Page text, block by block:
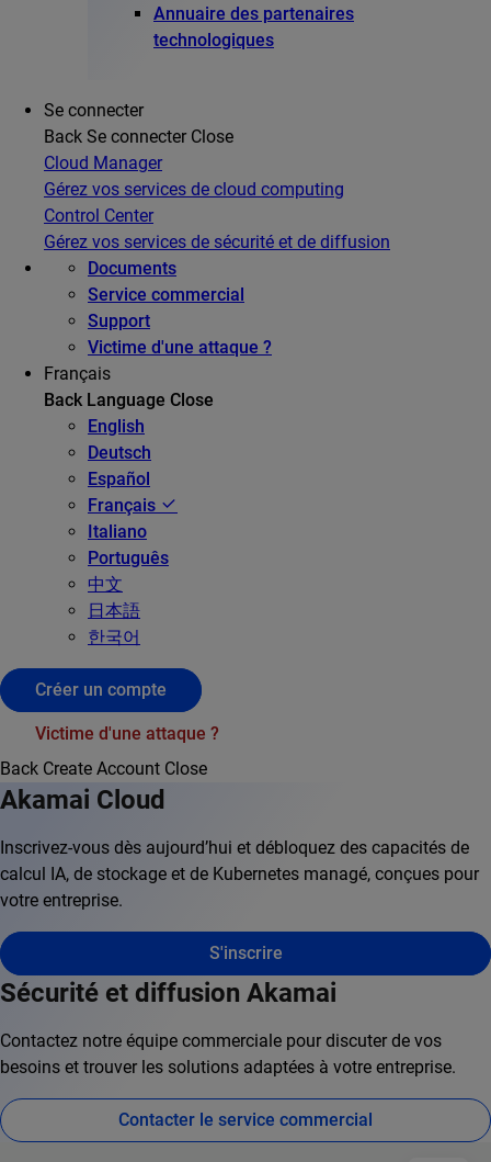
Annuaire des partenaires
technologiques
Se connecter
Back Se connecter Close
Cloud Manager
Gérez vos services de cloud computing
Control Center
Gérez vos services de sécurité et de diffusion
Documents
Service commercial
Support
Victime d'une attaque ?
Français
Back Language Close
English
Deutsch
Español
Français
Italiano
Português
中文
日本語
한국어
Créer un compte
Victime d'une attaque ?
Back Create Account Close
Akamai Cloud
Inscrivez-vous dès aujourd’hui et débloquez des capacités de
calcul IA, de stockage et de Kubernetes managé, conçues pour
votre entreprise.
S'inscrire
Sécurité et diffusion Akamai
Contactez notre équipe commerciale pour discuter de vos
besoins et trouver les solutions adaptées à votre entreprise.
Contacter le service commercial